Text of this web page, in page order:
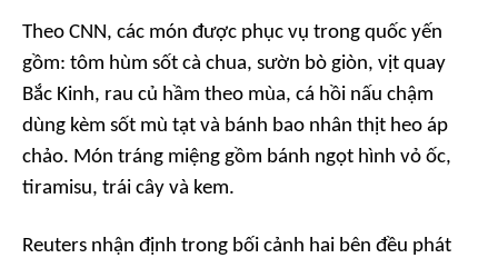
Theo CNN, các món được phục vụ trong quốc yến
gồm: tôm hùm sốt cà chua, sườn bò giòn, vịt quay
Bắc Kinh, rau củ hầm theo mùa, cá hồi nấu chậm
dùng kèm sốt mù tạt và bánh bao nhân thịt heo áp
chảo. Món tráng miệng gồm bánh ngọt hình vỏ ốc,
tiramisu, trái cây và kem.
Reuters nhận định trong bối cảnh hai bên đều phát